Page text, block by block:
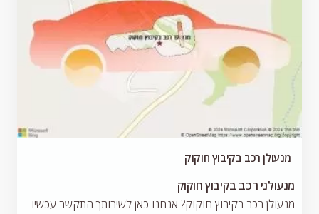
מנעולן רכב בקיבוץ חוקוק
מנעולני רכב בקיבוץ חוקוק
מנעולן רכב בקיבוץ חוקוק? אנחנו כאן לשירותך התקשר עכשיו